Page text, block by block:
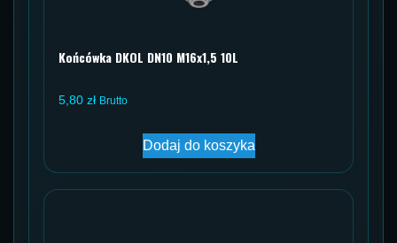
Końcówka DKOL DN10 M16x1,5 10L
5,80 zł Brutto
Dodaj do koszyka